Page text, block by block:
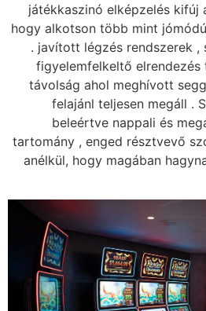
játékkaszinó elképzelés
hogy alkotson több mint
. javított légzés rendszerek ,
figyelemfelkeltő
távolság ahol meghívott
felajánl teljesen megáll .
beleértve nappali és
tartomány , enged résztvevő
anélkül, hogy magában